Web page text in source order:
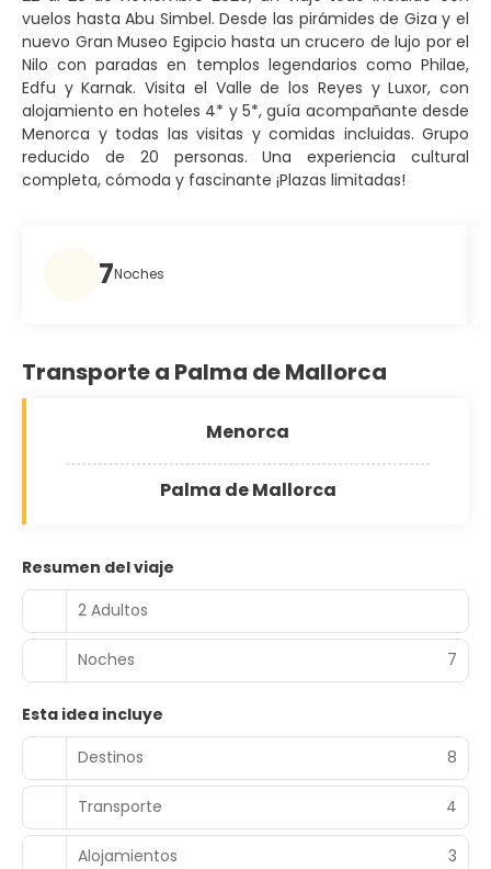
vuelos hasta Abu Simbel. Desde las pirámides de Giza y el
nuevo Gran Museo Egipcio hasta un crucero de lujo por el
Nilo con paradas en templos legendarios como Philae,
Edfu y Karnak. Visita el Valle de los Reyes y Luxor, con
alojamiento en hoteles 4* y 5*, guía acompañante desde
Menorca y todas las visitas y comidas incluidas. Grupo
reducido de 20 personas. Una experiencia cultural
completa, cómoda y fascinante ¡Plazas limitadas!
7Noches
Transporte a Palma de Mallorca
Menorca
Palma de Mallorca
Resumen del viaje
2 Adultos
Noches 7
Esta idea incluye
Destinos
8
Transporte 4
Alojamientos 3